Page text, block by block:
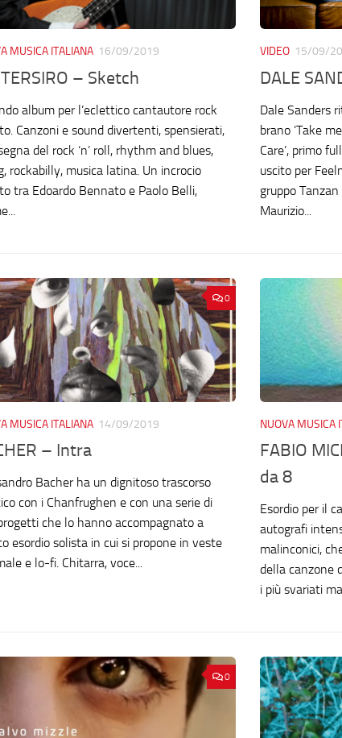
MUSICA ITALIANA 16/09/2019
– Sketch
album per l’eclettico cantautore rock
Canzoni e sound divertenti, spensierati,
del rock ‘n’ roll, rhythm and blues,
rockabilly, musica latina. Un incrocio
tra Edoardo Bennato e Paolo Belli,
VIDEO 15/09/
DALE
Dale Sanders
brano ‘Take
Care’, primo
uscito per
gruppo
Maurizio...
0
MUSICA ITALIANA 14/09/2019
– Intra
Bacher ha un dignitoso trascorso
con i Chanfrughen e con una serie di
che lo hanno accompagnato a
esordio solista in cui si propone in veste
e lo-fi. Chitarra, voce...
NUOVA MUSICA
FABIO
da 8
Esordio per il
autografi
malinconici,
della canzone
i più svariati
0